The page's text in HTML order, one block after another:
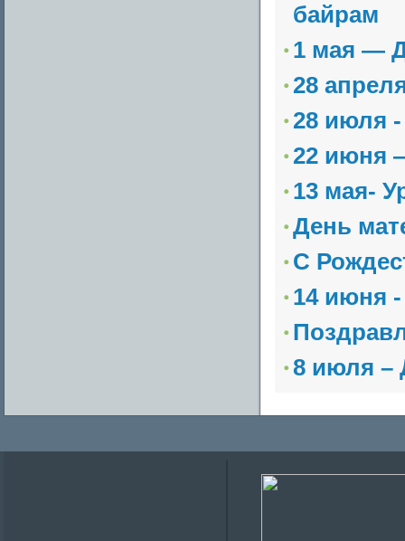
байрам
1 мая —
28
28 июля
22 июня
13 мая-
День
С
14 июня
8 июля –